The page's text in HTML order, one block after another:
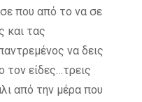
που από το να σε
και τας
να δεις
τον είδες…τρεις
από την μέρα που